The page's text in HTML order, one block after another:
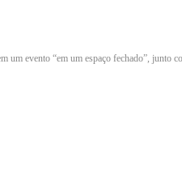
um evento “em um espaço fechado”, junto